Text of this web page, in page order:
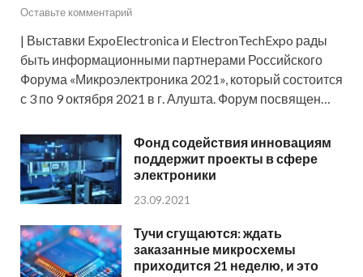
Оставьте комментарий
| Выставки ExpoElectronica и ElectronTechExpo рады
быть информационными партнерами Российского
Форума «Микроэлектроника 2021», который состоится
с 3 по 9 октября 2021 в г. Алушта. Форум посвящен…
Фонд содействия инновациям
поддержит проекты в сфере
электроники
23.09.2021
Тучи сгущаются: ждать
заказанные микросхемы
приходится 21 неделю, и это